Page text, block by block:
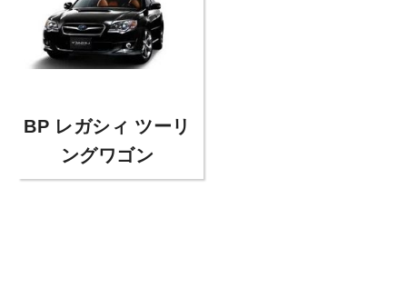
BP レガシィ ツーリ
ングワゴン